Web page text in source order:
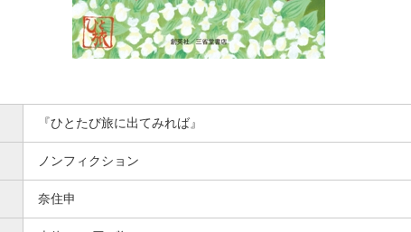
『ひとたび旅に出てみれば』
ノンフィクション
奈住申